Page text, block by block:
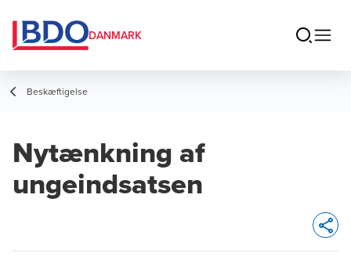
DANMARK
Beskæftigelse
Nytænkning af
ungeindsatsen